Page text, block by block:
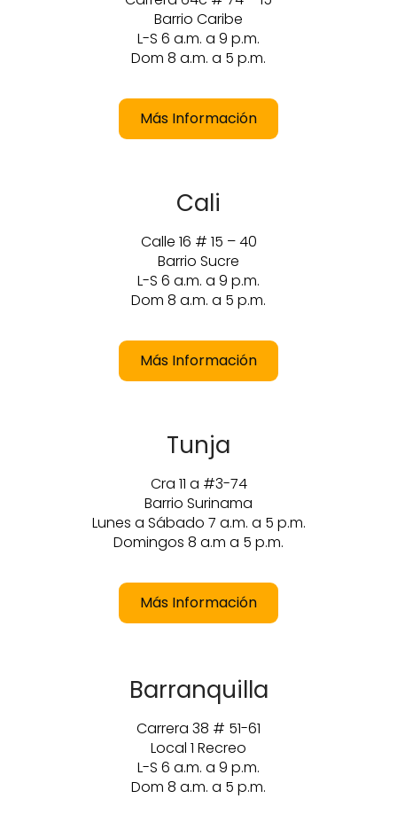
Barrio Caribe
L-S 6 a.m. a 9 p.m.
Dom 8 a.m. a 5 p.m.
Más Información
Cali
Calle 16 # 15 – 40
Barrio Sucre
L-S 6 a.m. a 9 p.m.
Dom 8 a.m. a 5 p.m.
Más Información
Tunja
Cra 11 a #3-74
Barrio Surinama
Lunes a Sábado 7 a.m. a 5 p.m.
Domingos 8 a.m a 5 p.m.
Más Información
Barranquilla
Carrera 38 # 51-61
Local 1 Recreo
L-S 6 a.m. a 9 p.m.
Dom 8 a.m. a 5 p.m.